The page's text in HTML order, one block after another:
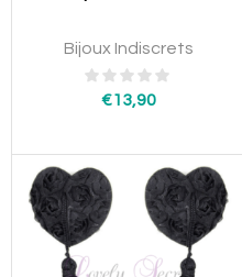
Bijoux Indiscrets
€13,90